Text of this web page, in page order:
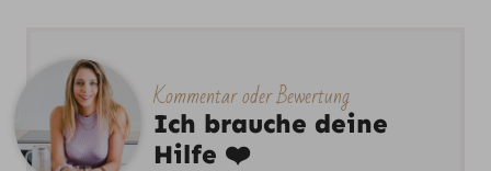
Kommentar oder Bewertung
Ich brauche deine
Hilfe ❤️